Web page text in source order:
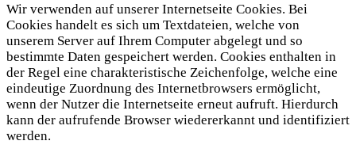
Wir verwenden auf unserer Internetseite Cookies. Bei
Cookies handelt es sich um Textdateien, welche von
unserem Server auf Ihrem Computer abgelegt und so
bestimmte Daten gespeichert werden. Cookies enthalten in
der Regel eine charakteristische Zeichenfolge, welche eine
eindeutige Zuordnung des Internetbrowsers ermöglicht,
wenn der Nutzer die Internetseite erneut aufruft. Hierdurch
kann der aufrufende Browser wiedererkannt und identifiziert
werden.